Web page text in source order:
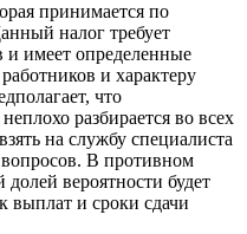
принимается по
налог требует
и имеет определенные
и характеру
что
разбирается во всех
на службу специалиста
В противном
вероятности будет
выплат и сроки сдачи